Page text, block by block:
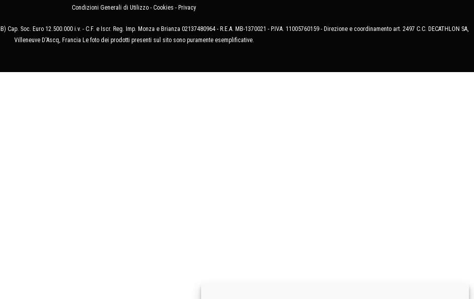
Condizioni Generali di Utilizzo - Cookies - Privacy
Soc. Euro 12.500.000 i.v. - C.F. e Iscr. Reg. Imp. Monza e Brianza 02137480964 - R.E.A. MB-1370021 - P.IVA. 11005760159 - Direzione e coordinamento art. 2497 C.C. DECATHLON SA,
Villeneuve D'Ascq, Francia Le foto dei prodotti presenti sul sito sono puramente esemplificative.